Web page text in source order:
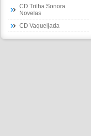
CD Trilha Sonora
Novelas
CD Vaqueijada